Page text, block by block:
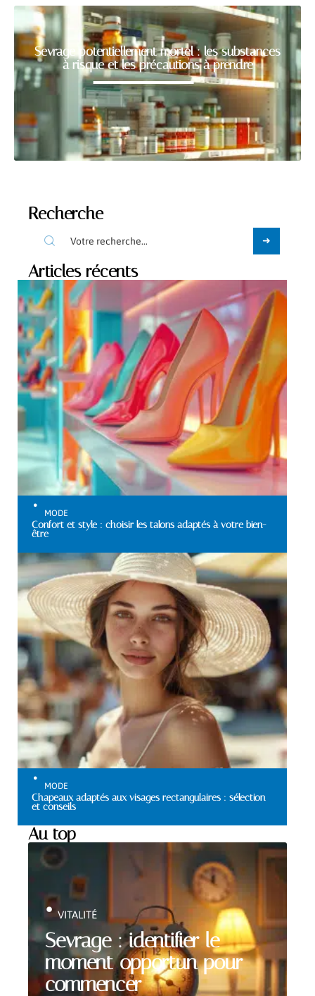
Sevrage potentiellement mortel : les substances
à risque et les précautions à prendre
Recherche
Articles récents
MODE
Confort et style : choisir les talons adaptés à votre bien-
être
MODE
Chapeaux adaptés aux visages rectangulaires : sélection
et conseils
Au top
Sevrage : identifier le
moment opportun pour
commencer
VITALITÉ